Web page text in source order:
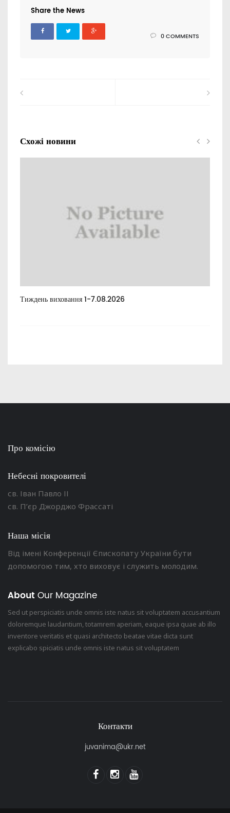
Share the News
0 COMMENTS
Схожі новини
Тиждень виховання 1-7.08.2026
Про комісію
Небесні покровителі
св. Іван Павло ІІ
св. П’єр Джорджо Фрассаті
Наша місія
Від імені Конференції Єпископату України бути
допомогою тим, хто виховує і служить молодим.
About Our Magazine
Sed ut perspiciatis unde omnis iste natus sit voluptatem accusantium
doloremque laudantium, totamrem aperiam, eaque ipsa quae ab illo
inventore veritatis et quasi architecto beatae vitae dicta sunt
explicabo spiciatis unde omnis iste natus sit voluptatem
Контакти
juvanima@ukr.net